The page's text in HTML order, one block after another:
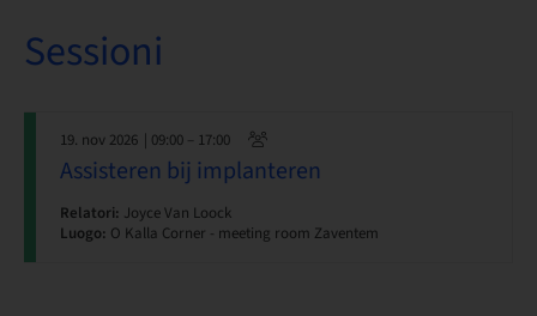
Sessioni
19. nov 2026 | 09:00 – 17:00
Assisteren bij implanteren
Relatori: Joyce Van Loock
Luogo: O Kalla Corner - meeting room Zaventem